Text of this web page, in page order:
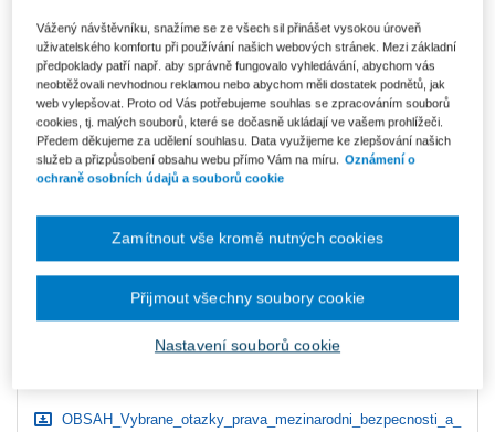
Co je Smarteca?
Kde najdu soubory e-knih?
884 Kč
Ušetříte 465 Kč
DMOC 1 349 Kč
Balíček - Tištěná kniha + E-kniha
Smarteca + soubory ke stažení
Skladem- expedice do 2 pracovních dnů
Co je Smarteca?
důvodů nemůžeme vystavovat daňové doklady. Budou vám
ks Vložit do košíku
Ceny jsou včetně DPH
OBSAH_Vybrane_otazky_prava_mezinarodni_bezpecnosti_a_
Vážený návštěvníku, snažíme se ze všech sil přinášet vysokou úroveň
uživatelského komfortu při používání našich webových stránek. Mezi základní
předpoklady patří např. aby správně fungovalo vyhledávání, abychom vás
neobtěžovali nevhodnou reklamou nebo abychom měli dostatek podnětů, jak
web vylepšovat. Proto od Vás potřebujeme souhlas se zpracováním souborů
cookies, tj. malých souborů, které se dočasně ukládají ve vašem prohlížeči.
Předem děkujeme za udělení souhlasu. Data využijeme ke zlepšování našich
služeb a přizpůsobení obsahu webu přímo Vám na míru.
Oznámení o
ochraně osobních údajů a souborů cookie
Nastavení souborů cookie
Zamítnout vše kromě nutných cookies
Přijmout všechny soubory cookie